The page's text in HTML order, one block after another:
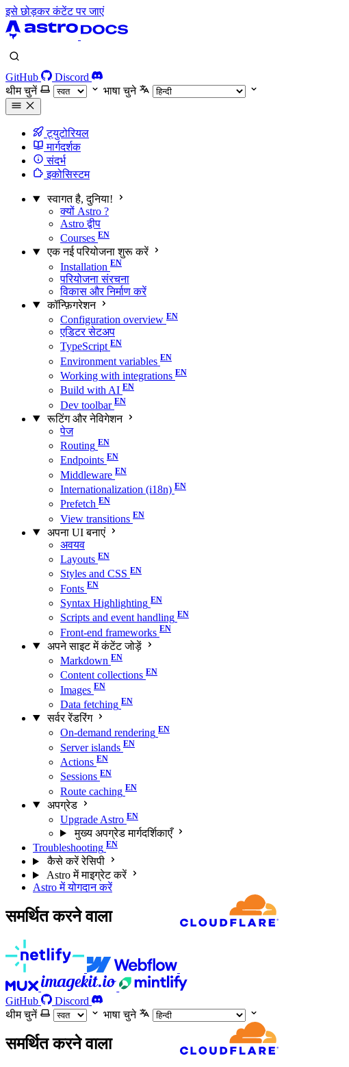
इसे छोड़कर कंटेंट पर जाएं
GitHub
Discord
थीम चुनें
भाषा चुने
ट्युटोरियल
मार्गदर्शक
संदर्भ
इकोसिस्टम
स्वागत है, दुनिया!
क्यों Astro ?
Astro द्वीप
Courses
एक नई परियोजना शुरू करें
Installation
परियोजना संरचना
विकास और निर्माण करें
कॉन्फ़िगरेशन
Configuration overview
एडिटर सेटअप
TypeScript
Environment variables
Working with integrations
Build with AI
Dev toolbar
रूटिंग और नेविगेशन
पेज
Routing
Endpoints
Middleware
Internationalization (i18n)
Prefetch
View transitions
अपना UI बनाएं
अवयव
Layouts
Styles and CSS
Fonts
Syntax Highlighting
Scripts and event handling
Front-end frameworks
अपने साइट में कंटेंट जोड़ें
Markdown
Content collections
Images
Data fetching
सर्वर रेंडरिंग
On-demand rendering
Server islands
Actions
Sessions
Route caching
अपग्रेड
Upgrade Astro
मुख्य अपग्रेड मार्गदर्शिकाएँ
Troubleshooting
कैसे करें रेसिपी
Astro में माइग्रेट करें
Astro में योगदान करें
समर्थित करने वाला
GitHub
Discord
थीम चुनें
भाषा चुने
समर्थित करने वाला